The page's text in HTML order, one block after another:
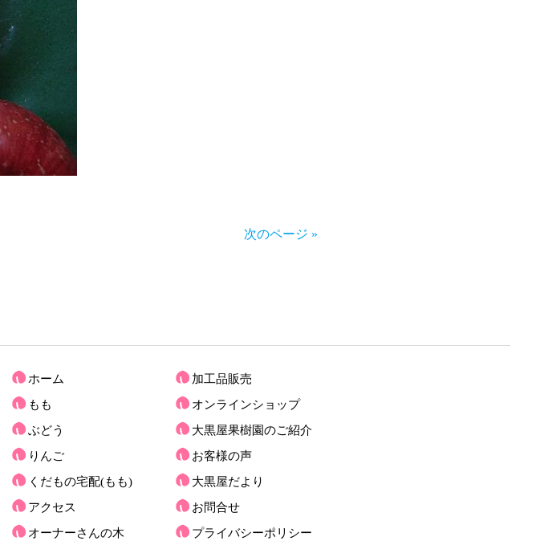
次のページ »
ホーム
もも
ぶどう
りんご
くだもの宅配(もも)
アクセス
オーナーさんの木
加工品販売
オンラインショップ
大黒屋果樹園のご紹介
お客様の声
大黒屋だより
お問合せ
プライバシーポリシー